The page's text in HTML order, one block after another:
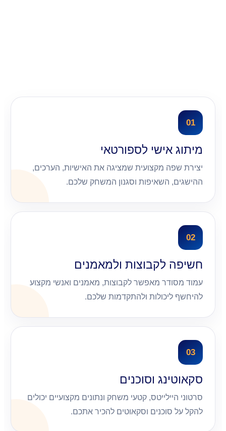
01
מיתוג אישי לספורטאי
יצירת שפה מקצועית שמציגה את האישיות, הערכים,
ההישגים, השאיפות וסגנון המשחק שלכם.
02
חשיפה לקבוצות ולמאמנים
עמוד מסודר מאפשר לקבוצות, מאמנים ואנשי מקצוע
להיחשף ליכולות ולהתקדמות שלכם.
03
סקאוטינג וסוכנים
סרטוני היילייטס, קטעי משחק ונתונים מקצועיים יכולים
להקל על סוכנים וסקאוטים להכיר אתכם.